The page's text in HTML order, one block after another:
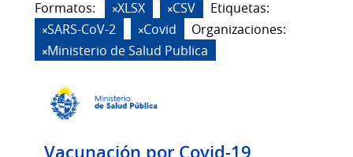
Formatos: XLSX CSV
Etiquetas:
SARS-CoV-2
Covid
Organizaciones:
Ministerio de Salud Publica